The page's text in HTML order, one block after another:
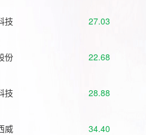
技 27.03
份 22.68
技 28.88
威 34.40